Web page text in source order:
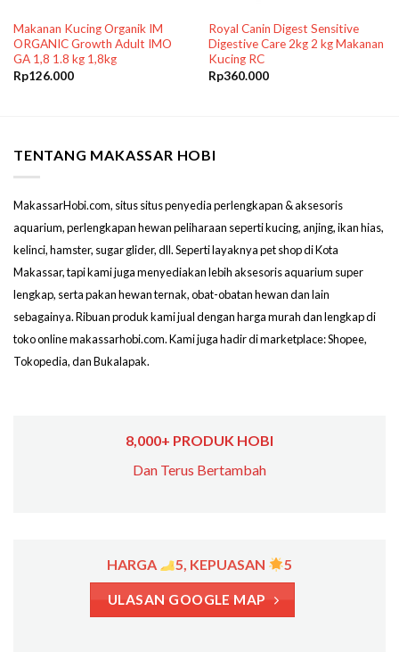
Makanan Kucing Organik IM
ORGANIC Growth Adult IMO
GA 1,8 1.8 kg 1,8kg
Rp126.000
Royal Canin Digest Sensitive
Digestive Care 2kg 2 kg Makanan
Kucing RC
Rp360.000
TENTANG MAKASSAR HOBI
MakassarHobi.com, situs situs penyedia perlengkapan & aksesoris
aquarium, perlengkapan hewan peliharaan seperti kucing, anjing, ikan hias,
kelinci, hamster, sugar glider, dll. Seperti layaknya pet shop di Kota
Makassar, tapi kami juga menyediakan lebih aksesoris aquarium super
lengkap, serta pakan hewan ternak, obat-obatan hewan dan lain
sebagainya. Ribuan produk kami jual dengan harga murah dan lengkap di
toko online makassarhobi.com. Kami juga hadir di marketplace: Shopee,
Tokopedia, dan Bukalapak.
8,000+ PRODUK HOBI
Dan Terus Bertambah
HARGA 5, KEPUASAN 5
ULASAN GOOGLE MAP